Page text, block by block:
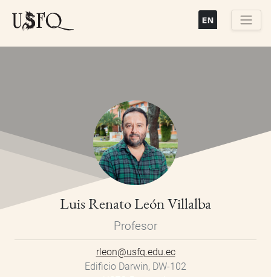
Luis Renato León Villalba
Profesor
rleon@usfq.edu.ec
Edificio Darwin, DW-102